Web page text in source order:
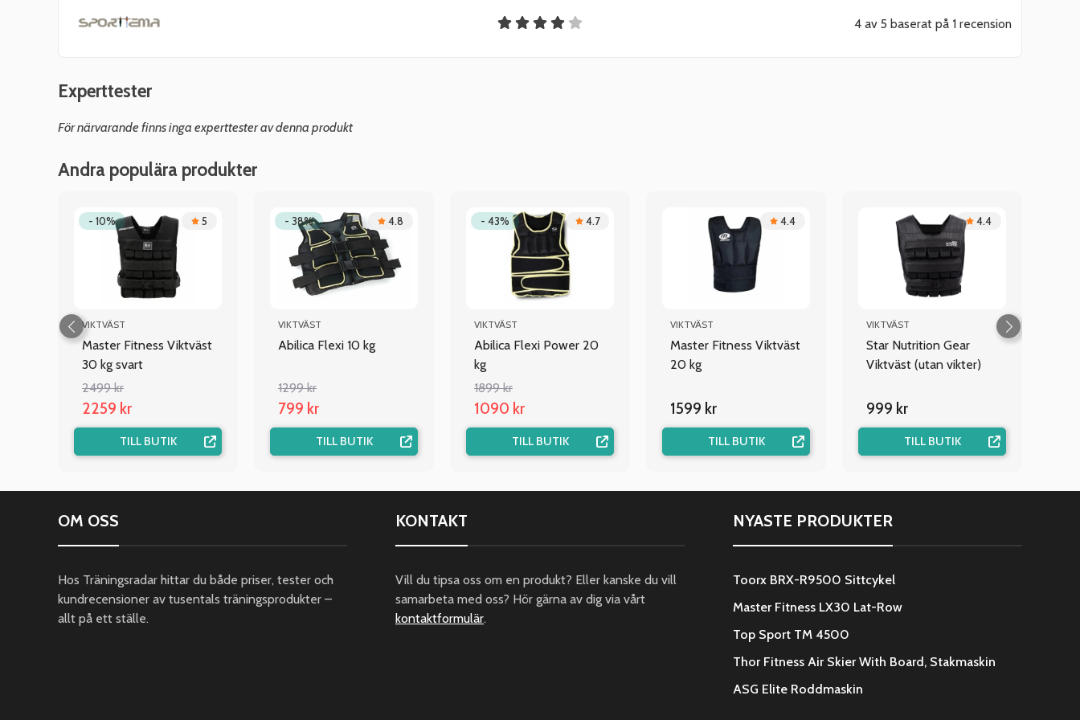
4 av 5 baserat på 1 recension
Experttester
För närvarande finns inga experttester av denna produkt
Andra populära produkter
- 10% 5
VIKTVÄST
Master Fitness Viktväst
30 kg svart
2499 kr
2259 kr
TILL BUTIK
- 38% 4.8
VIKTVÄST
Abilica Flexi 10 kg
1299 kr
799 kr
TILL BUTIK
- 43% 4.7
VIKTVÄST
Abilica Flexi Power 20
kg
1899 kr
1090 kr
TILL BUTIK
4.4
VIKTVÄST
Master Fitness Viktväst
20 kg
1599 kr
TILL BUTIK
4.4
VIKTVÄST
Star Nutrition Gear
Viktväst (utan vikter)
999 kr
TILL BUTIK
OM OSS
Hos Träningsradar hittar du både priser, tester och
kundrecensioner av tusentals träningsprodukter –
allt på ett ställe.
KONTAKT
Vill du tipsa oss om en produkt? Eller kanske du vill
samarbeta med oss? Hör gärna av dig via vårt
kontaktformulär.
NYASTE PRODUKTER
Toorx BRX-R9500 Sittcykel
Master Fitness LX30 Lat-Row
Top Sport TM 4500
Thor Fitness Air Skier With Board, Stakmaskin
ASG Elite Roddmaskin